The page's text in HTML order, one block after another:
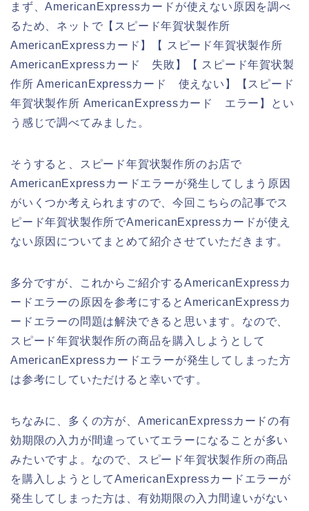
まず、AmericanExpressカードが使えない原因を調べ
るため、ネットで【スピード年賀状製作所
AmericanExpressカード】【 スピード年賀状製作所
AmericanExpressカード 失敗】【 スピード年賀状製
作所 AmericanExpressカード 使えない】【スピード
年賀状製作所 AmericanExpressカード エラー】とい
う感じで調べてみました。
そうすると、スピード年賀状製作所のお店で
AmericanExpressカードエラーが発生してしまう原因
がいくつか考えられますので、今回こちらの記事でス
ピード年賀状製作所でAmericanExpressカードが使え
ない原因についてまとめて紹介させていただきます。
多分ですが、これからご紹介するAmericanExpressカ
ードエラーの原因を参考にするとAmericanExpressカ
ードエラーの問題は解決できると思います。なので、
スピード年賀状製作所の商品を購入しようとして
AmericanExpressカードエラーが発生してしまった方
は参考にしていただけると幸いです。
ちなみに、多くの方が、AmericanExpressカードの有
効期限の入力が間違っていてエラーになることが多い
みたいですよ。なので、スピード年賀状製作所の商品
を購入しようとしてAmericanExpressカードエラーが
発生してしまった方は、有効期限の入力間違いがない